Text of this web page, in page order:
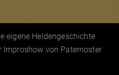
eigene Heldengeschichte
Improshow von Paternoster